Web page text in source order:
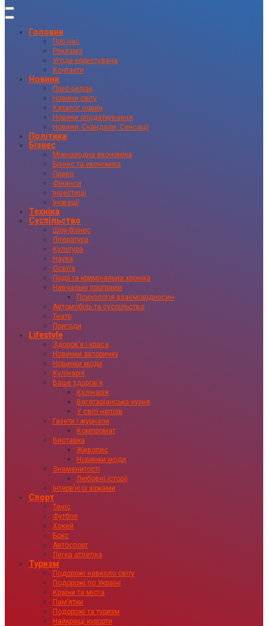
Головна
Про нас
Реклама
Угода користувача
Контакти
Новини
Прес-релізи
Новини світу
Каталог новин
Новини оподаткування
Новини, Скандали, Сенсації
Політика
Бізнес
Міжнародна економіка
Бізнес та економіка
Право
Фінанси
Інвестиції
Іновації
Техніка
Суспільство
Шоу-бізнес
Література
Культура
Наука
Освіта
Події та кримінальна хроніка
Навчальні програми
Психологія взаємовідносин
Автомобіль та суспільство
Театр
Пригоди
Lifestyle
Здоровʼя і краса
Новинки авторинку
Новинки моди
Кулінарія
Ваше здоровʼя
Кулінарія
Вегетаріанська кухня
У світі напоїв
Газети і журнали
Компромат
Виставка
Живопис
Новинки моди
Знаменитості
Любовні історії
Інтервʼю із зірками
Спорт
Теніс
Футбол
Хокей
Бокс
Автоспорт
Легка атлетіка
Туризм
Подорожі навколо світу
Подорожі по Україні
Країни та міста
Пам’ятки
Подорожі та туризм
Найкращі курорти